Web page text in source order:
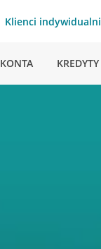
Klienci indywidualni
KONTA KREDYTY